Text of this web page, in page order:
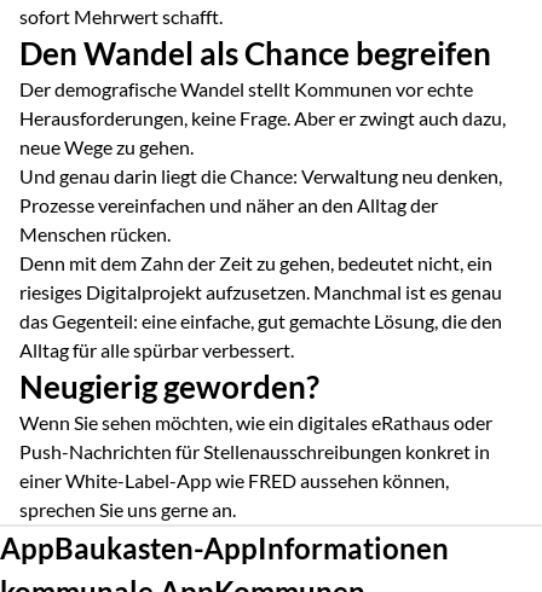
sofort Mehrwert schafft.
Den Wandel als Chance begreifen
Der demografische Wandel stellt Kommunen vor echte
Herausforderungen, keine Frage. Aber er zwingt auch dazu,
neue Wege zu gehen.
Und genau darin liegt die Chance: Verwaltung neu denken,
Prozesse vereinfachen und näher an den Alltag der
Menschen rücken.
Denn mit dem Zahn der Zeit zu gehen, bedeutet nicht, ein
riesiges Digitalprojekt aufzusetzen. Manchmal ist es genau
das Gegenteil: eine einfache, gut gemachte Lösung, die den
Alltag für alle spürbar verbessert.
Neugierig geworden?
Wenn Sie sehen möchten, wie ein digitales eRathaus oder
Push-Nachrichten für Stellenausschreibungen konkret in
einer White-Label-App wie FRED aussehen können,
sprechen Sie uns gerne an.
Tags
AppBaukasten-AppInformationen